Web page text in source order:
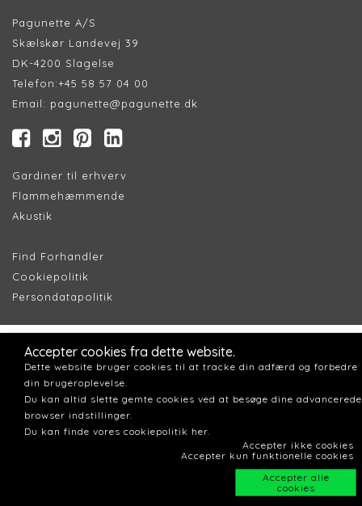
Pagunette A/S
Skælskør Landevej 39
DK-4200 Slagelse
Telefon:+45 58 57 04 00
Email: pagunette@pagunette.dk
Gardiner til erhverv
Flammehæmmende
Akustik
Find Forhandler
Cookiepolitik
Persondatapolitik
Accepter cookies fra dette website.
Dette website bruger cookies til at tracke din adfærd og forbedre
din brugeroplevelse.
Du kan altid slette gemte cookies ved at besøge dine advancerede
browser indstillinger.
Du kan finde vores cookiepolitik her.
Accepter ikke cookies
Accepter kun funktionelle cookies
Accepter alle
cookies